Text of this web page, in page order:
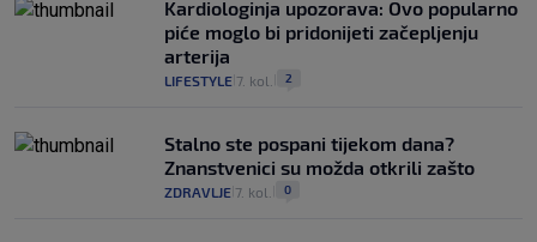
Kardiologinja upozorava: Ovo popularno
piće moglo bi pridonijeti začepljenju
arterija
LIFESTYLE 7. kol. 2
Stalno ste pospani tijekom dana?
Znanstvenici su možda otkrili zašto
ZDRAVLJE 7. kol. 0